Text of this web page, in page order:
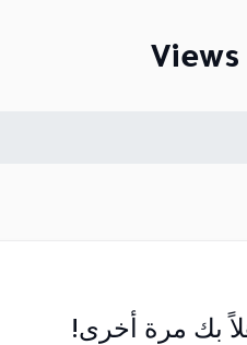
بك مرة أخرى!